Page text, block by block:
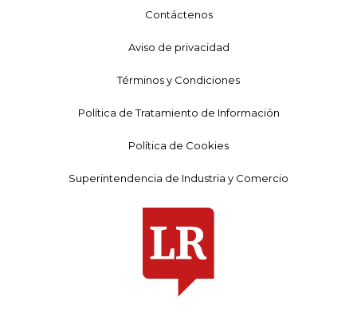
Contáctenos
Aviso de privacidad
Términos y Condiciones
Política de Tratamiento de Información
Política de Cookies
Superintendencia de Industria y Comercio